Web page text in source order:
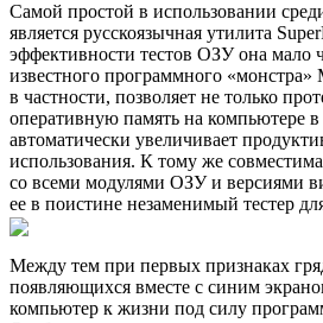
Самой простой в использовании
является русскоязычная утилита
эффективности тестов ОЗУ она мало
известного программного «монстра»
в частности, позволяет не только
оперативную память на компьютере
автоматически увеличивает
использования. К тому же
со всеми модулями ОЗУ и версиями
ее в поистине незаменимый тестер
Между тем при первых признаках
появляющихся вместе с синим
компьютер к жизни под силу